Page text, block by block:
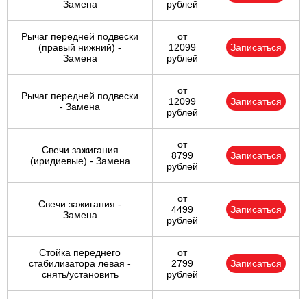
Замена
рублей
Рычаг передней подвески
(правый нижний) -
Замена
от
12099
рублей
Записаться
Рычаг передней подвески
- Замена
от
12099
рублей
Записаться
Свечи зажигания
(иридиевые) - Замена
от
8799
рублей
Записаться
Свечи зажигания -
Замена
от
4499
рублей
Записаться
Стойка переднего
стабилизатора левая -
снять/установить
от
2799
рублей
Записаться